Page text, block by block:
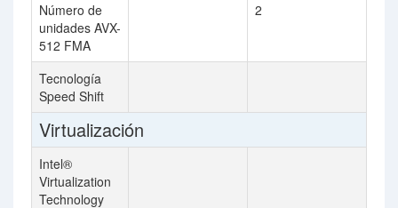
Número de
unidades AVX-
512 FMA
2
Tecnología
Speed Shift
Virtualización
Intel®
Virtualization
Technology